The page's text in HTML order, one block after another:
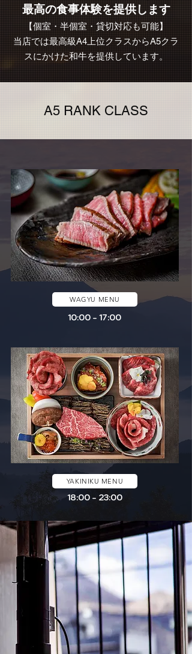
最高の食事体験を提供します
【個室・半個室・貸切対応も可能】
当店では​最高級A4上位クラスからA5クラ
スにかけた和牛を提供しています。
​A5 RANK CLASS
WAGYU MENU
10:00 - 17:00
YAKINIKU MENU
18:00 - 23:00